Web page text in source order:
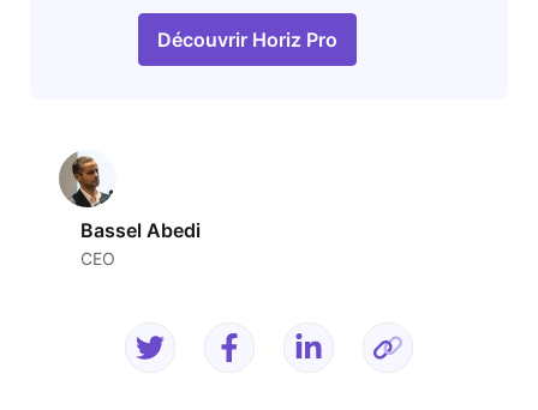
Découvrir Horiz Pro
Bassel Abedi
CEO